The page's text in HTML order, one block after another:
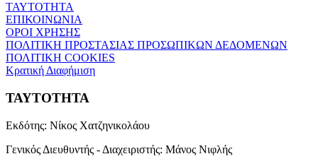
ΤΑΥΤΟΤΗΤΑ
ΕΠΙΚΟΙΝΩΝΙΑ
ΟΡΟΙ ΧΡΗΣΗΣ
ΠΟΛΙΤΙΚΗ ΠΡΟΣΤΑΣΙΑΣ ΠΡΟΣΩΠΙΚΩΝ ΔΕΔΟΜΕΝΩΝ
ΠΟΛΙΤΙΚΗ COOKIES
Κρατική Διαφήμιση
ΤΑΥΤΟΤΗΤΑ
Εκδότης: Νίκος Χατζηνικολάου
Γενικός Διευθυντής - Διαχειριστής: Μάνος Νιφλής